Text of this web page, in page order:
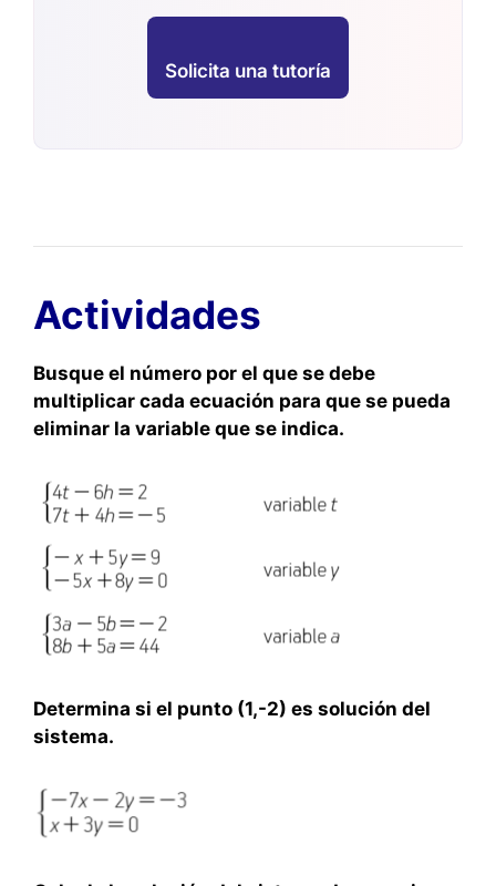
Solicita una tutoría
Actividades
Busque el número por el que se debe
multiplicar cada ecuación para que se pueda
eliminar la variable que se indica.
Determina si el punto (1,-2) es solución del
sistema.